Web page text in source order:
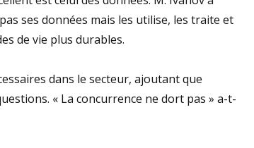
ses données mais les utilise, les traite et
de vie plus durables.
dans le secteur, ajoutant que
« La concurrence ne dort pas » a-t-